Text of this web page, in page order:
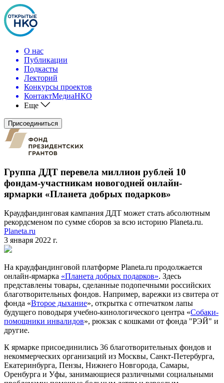
О нас
Публикации
Подкасты
Лекторий
Конкурсы проектов
КонтактМедиаНКО
Еще
Присоединиться
Группа ДДТ перевела миллион рублей 10
фондам-участникам новогодней онлайн-
ярмарки «Планета добрых подарков»
Краудфандинговая кампания ДДТ может стать абсолютным
рекордсменом по сумме сборов за всю историю Planeta.ru.
Planeta.ru
3 января 2022 г.
На краудфандинговой платформе Planeta.ru продолжается
онлайн-ярмарка «Планета добрых подарков». Здесь
представлены товары, сделанные подопечными российских
благотворительных фондов. Например, варежки из свитера от
фонда «Второе дыхание», открытка с отпечатком лапы
будущего поводыря учебно-кинологического центра «Собаки-
помощники инвалидов», рюкзак с кошками от фонда "РЭЙ" и
другие.
К ярмарке присоединились 36 благотворительных фондов и
некоммерческих организаций из Москвы, Санкт-Петербурга,
Екатеринбурга, Пензы, Нижнего Новгорода, Самары,
Оренбурга и Уфы, занимающиеся различными социальными